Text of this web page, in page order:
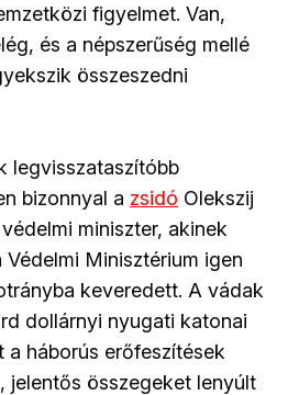
figyelmet. Van,
és a népszerűség mellé
összeszedni
legvisszataszítóbb
bizonnyal a zsidó Olekszij
miniszter, akinek
Minisztérium igen
keveredett. A vádak
dollárnyi nyugati katonai
a háborús erőfeszítések
jelentős összegeket lenyúlt